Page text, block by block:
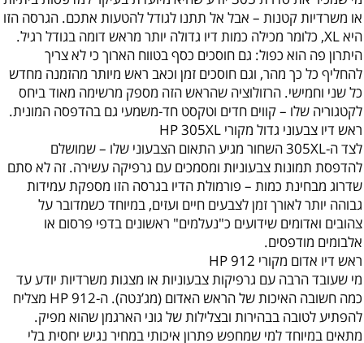
או משרדיות קטנות – אבל אל תתנו לגודל להטעות אתכם. הגרסה הזו
היא XL, כלומר מכילה כמות דיו גדולה יותר מראש דומה בגודל רגיל.
היתרון פה הוא כפול: גם חוסכים כסף בטווח הארוך כי לא צריך
להחליף כל כך מהר, וגם חוסכים זמן וכאב ראש מיותר מהזמנה מחדש
כל שני וחמישי. הרזולוציה שהראש הזה מספק מרשימה מאוד ביחס
לקטגוריה שלו – קווים חדים וטקסט חד-משמעי גם בהדפסה המונית.
ראש דיו צבעוני גדול מקורי HP 305XL
לצד ה-305XL השחור מגיע התאום הצבעוני שלו – שמושלם
להדפסת תמונות צבעוניות ומסמכים עם גרפיקה עשירה. זה לא סתם
שדרוג מבחינת כמות – פורמולת הדיו בגרסה הזו מספקת עמידות
גבוהה יותר לאורך זמן לצבעים חיים ועזים, במיוחד כשמדובר על
צהובים ואדומים שידועים כ"נעלמים" ראשונים בדפי פרסום או
אלבומים מודפסים.
‏ראש דיו אדום מקורי HP 912
מי שעובד הרבה עם גרפיקות צבעוניות או מצגות משרדיות יודע עד
כמה חשובה האיכות של הראש האדום (מג’נטה). ה-HP 912 מצליח
להפתיע לטובה בבהירות ובצלילות של גוני הארגמן שהוא מפיק.
מתאים במיוחד למי שמחפש פתרון איכותי במחיר נגיש יחסית בלי